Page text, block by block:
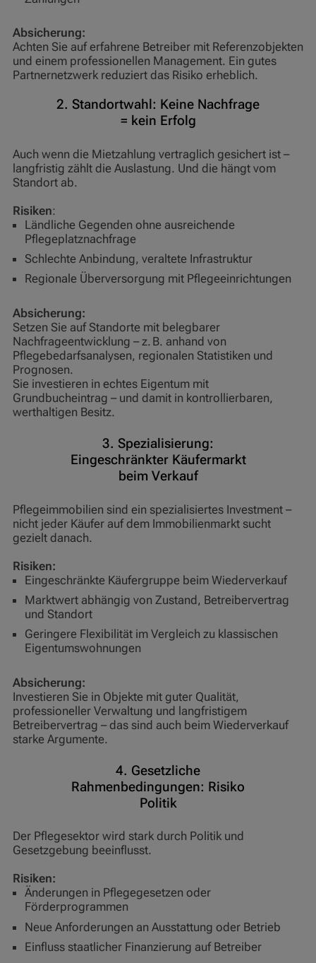
Absicherung:
Achten Sie auf erfahrene Betreiber mit Referenzobjekten
und einem professionellen Management. Ein gutes
Partnernetzwerk reduziert das Risiko erheblich.
2. Standortwahl: Keine Nachfrage
= kein Erfolg
Auch wenn die Mietzahlung vertraglich gesichert ist –
langfristig zählt die Auslastung. Und die hängt vom
Standort ab.
Risiken:
Ländliche Gegenden ohne ausreichende
Pflegeplatznachfrage
Schlechte Anbindung, veraltete Infrastruktur
Regionale Überversorgung mit Pflegeeinrichtungen
Absicherung:
Setzen Sie auf Standorte mit belegbarer
Nachfrageentwicklung – z. B. anhand von
Pflegebedarfsanalysen, regionalen Statistiken und
Prognosen.
Sie investieren in echtes Eigentum mit
Grundbucheintrag – und damit in kontrollierbaren,
werthaltigen Besitz.
3. Spezialisierung:
Eingeschränkter Käufermarkt
beim Verkauf
Pflegeimmobilien sind ein spezialisiertes Investment –
nicht jeder Käufer auf dem Immobilienmarkt sucht
gezielt danach.
Risiken:
Eingeschränkte Käufergruppe beim Wiederverkauf
Marktwert abhängig von Zustand, Betreibervertrag
und Standort
Geringere Flexibilität im Vergleich zu klassischen
Eigentumswohnungen
Absicherung:
Investieren Sie in Objekte mit guter Qualität,
professioneller Verwaltung und langfristigem
Betreibervertrag – das sind auch beim Wiederverkauf
starke Argumente.
4. Gesetzliche
Rahmenbedingungen: Risiko
Politik
Der Pflegesektor wird stark durch Politik und
Gesetzgebung beeinflusst.
Risiken:
Änderungen in Pflegegesetzen oder
Förderprogrammen
Neue Anforderungen an Ausstattung oder Betrieb
Einfluss staatlicher Finanzierung auf Betreiber